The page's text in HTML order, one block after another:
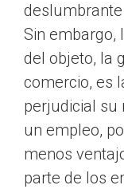
Sin embargo,
del objeto, la
comercio, es
perjudicial su
un empleo,
menos
parte de los